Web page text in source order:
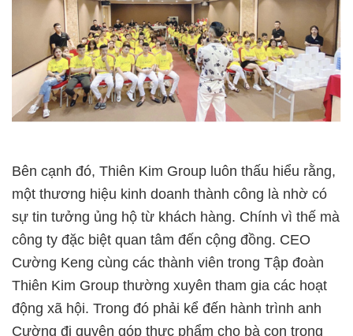
Bên cạnh đó, Thiên Kim Group luôn thấu hiểu rằng,
một thương hiệu kinh doanh thành công là nhờ có
sự tin tưởng ủng hộ từ khách hàng. Chính vì thế mà
công ty đặc biệt quan tâm đến cộng đồng. CEO
Cường Keng cùng các thành viên trong Tập đoàn
Thiên Kim Group thường xuyên tham gia các hoạt
động xã hội. Trong đó phải kể đến hành trình anh
Cường đi quyên góp thực phẩm cho bà con trong